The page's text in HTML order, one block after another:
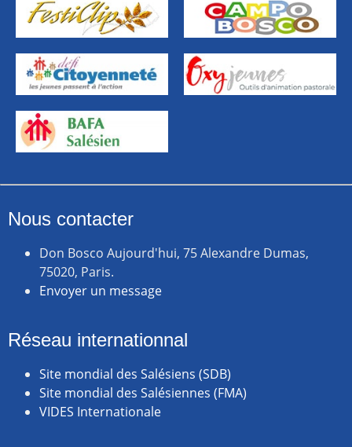
Nous contacter
Don Bosco Aujourd'hui, 75 Alexandre Dumas,
75020, Paris.
Envoyer un message
Réseau internationnal
Site mondial des Salésiens (SDB)
Site mondial des Salésiennes (FMA)
VIDES Internationale